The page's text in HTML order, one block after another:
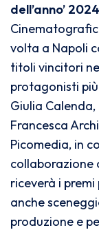
dell’anno’
volta a Napoli
titoli vincitori
protagonisti
Giulia
Francesca
Picomedia, in
collaborazione
riceverà i
anche
produzione e